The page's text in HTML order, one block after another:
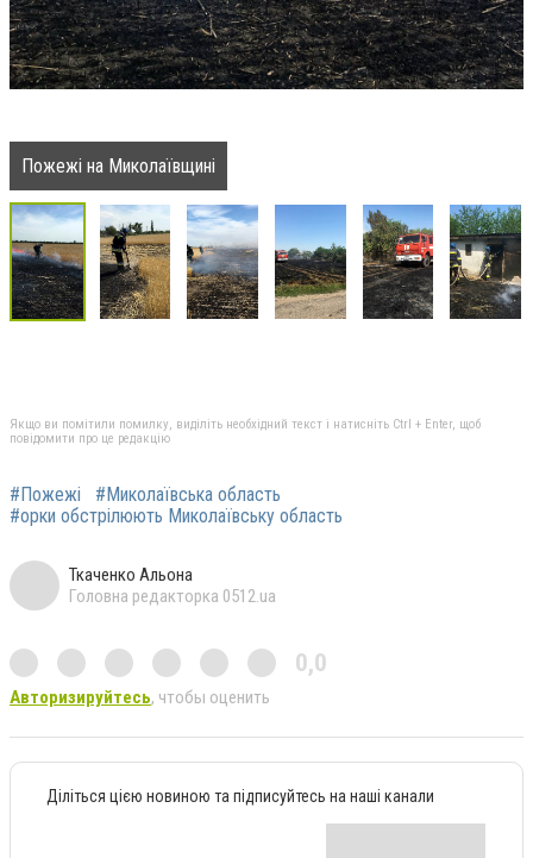
Пожежі на Миколаївщині
Якщо ви помітили помилку, виділіть необхідний текст і натисніть Ctrl + Enter, щоб
повідомити про це редакцію
#Пожежі
#Миколаївська область
#орки обстрілюють Миколаївську область
Ткаченко Альона
Головна редакторка 0512.ua
0,0
Авторизируйтесь, чтобы оценить
Діліться цією новиною та підписуйтесь на наші канали